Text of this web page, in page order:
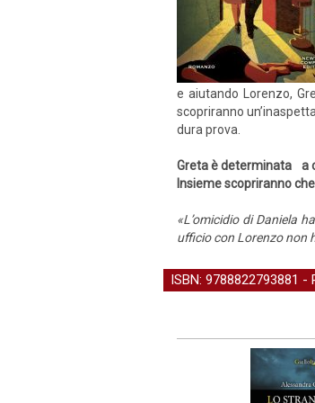
e aiutando Lorenzo,
scopriranno
dura prova.
Greta è determinata a
Insieme scopriranno
«L’omicidio di Daniela
ufficio con Lorenzo non
ISBN: 9788822793881 -